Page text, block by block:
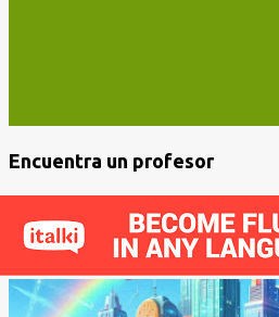
r
Encuentra un profesor